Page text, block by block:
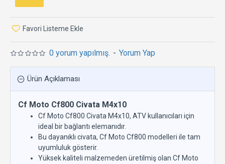
0 yorum yapılmış. - Yorum Yap
Favori Listeme Ekle
Ürün Açıklaması
Cf Moto Cf800 Civata M4x10
Cf Moto Cf800 Civata M4x10, ATV kullanıcıları için
ideal bir bağlantı elemanıdır.
Bu dayanıklı civata, Cf Moto Cf800 modelleri ile tam
uyumluluk gösterir.
Yüksek kaliteli malzemeden üretilmiş olan Cf Moto